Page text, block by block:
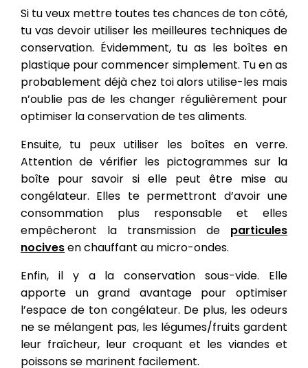
Si tu veux mettre toutes tes chances de ton côté,
tu vas devoir utiliser les meilleures techniques de
conservation. Évidemment, tu as les boîtes en
plastique pour commencer simplement. Tu en as
probablement déjà chez toi alors utilise-les mais
n’oublie pas de les changer régulièrement pour
optimiser la conservation de tes aliments.
Ensuite, tu peux utiliser les boîtes en verre.
Attention de vérifier les pictogrammes sur la
boîte pour savoir si elle peut être mise au
congélateur. Elles te permettront d’avoir une
consommation plus responsable et elles
empêcheront la transmission de particules
nocivesen chauffant au micro-ondes.
Enfin, il y a la conservation sous-vide. Elle
apporte un grand avantage pour optimiser
l’espace de ton congélateur. De plus, les odeurs
ne se mélangent pas, les légumes/fruits gardent
leur fraîcheur, leur croquant et les viandes et
poissons se marinent facilement.